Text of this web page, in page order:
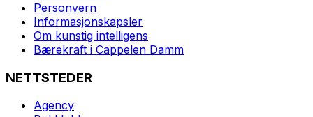
Personvern
Informasjonskapsler
Om kunstig intelligens
Bærekraft i Cappelen Damm
NETTSTEDER
Agency